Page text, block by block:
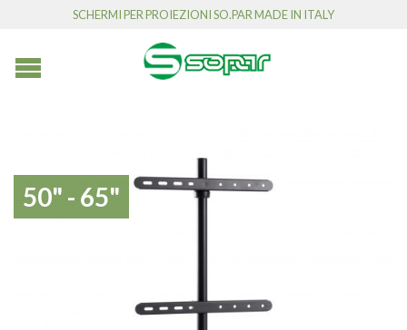
SCHERMI PER PROIEZIONI SO.PAR MADE IN ITALY
50" - 65"